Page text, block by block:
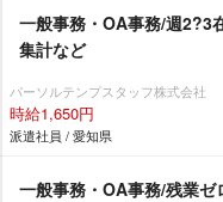
一般事務・OA事務/週2?3
集計など
パーソルテンプスタッフ株式会社
時給1,650円
派遣社員 / 愛知県
一般事務・OA事務/残業